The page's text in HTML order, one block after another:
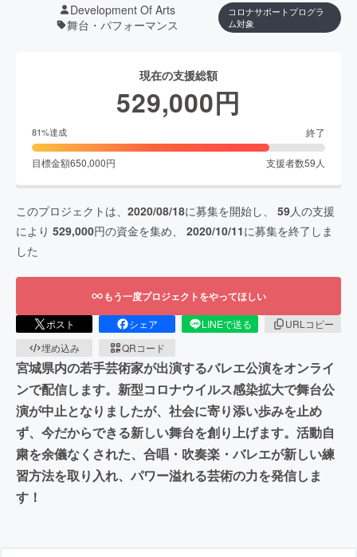
Development Of Arts
舞台・パフォーマンス
コロナサポートプログラ
ム対象
現在の支援総額
529,000円
81%達成 終了
目標金額650,000円 支援者数59 人
このプロジェクトは、 2020/08/18に募集を開始し、 59人の支援
により 529,000円の資金を集め、 2020/10/11に募集を終了しま
した
もう一度プロジェクトをやってほしい
ポスト シェア LINEで送る
URLコピー
埋め込み
QRコード
宮城県内の若手芸術家が出演するバレエ公演をオンライ
ンで配信します。新型コロナウイルス感染拡大で舞台公
演が中止となりましたが、社会に寄り添い歩みを止め
ず、今だからできる新しい舞台を創り上げます。活動自
粛を余儀なくされた、合唱・吹奏楽・バレエが新しい練
習方法を取り入れ、パワー溢れる芸術の力を発信しま
す！